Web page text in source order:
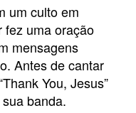
um culto em
fez uma oração
mensagens
Antes de cantar
You, Jesus”
banda.